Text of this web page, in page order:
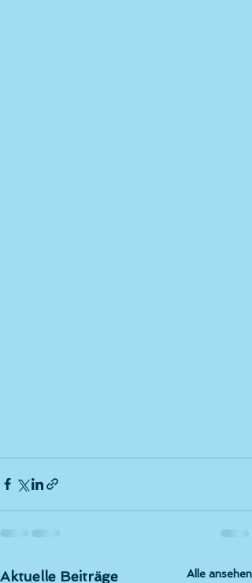
Aktuelle Beiträge Alle ansehen